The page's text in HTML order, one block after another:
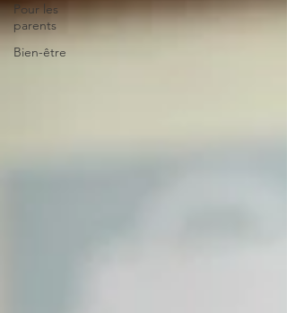
Pour les
parents
Bien-être